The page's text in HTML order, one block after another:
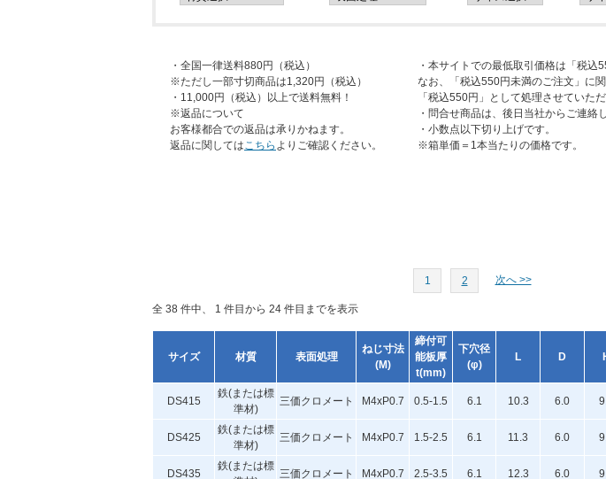
・全国一律送料880円（税込）
※ただし一部寸切商品は1,320円（税込）
・11,000円（税込）以上で送料無料！
※返品について
お客様都合での返品は承りかねます。
返品に関してはこちら よりご確認ください。
・本サイトでの最低取引価格は「税込
なお、「税込550円未満のご注文」に関
「税込550円」として処理させていただ
・問合せ商品は、後日当社からご連絡
・小数点以下切り上げです。
※箱単価＝1本当たりの価格です。
1 2 次へ >>
全 38 件中、 1 件目から 24 件目までを表示
サイズ 材質 表面処理
ねじ寸法
(M)
締付可
能板厚
t(mm)
下穴径
(φ)
L D
DS415
鉄(または標
準材)
三価クロメート M4xP0.7 0.5-1.5 6.1 10.3 6.0
DS425
鉄(または標
準材)
三価クロメート M4xP0.7 1.5-2.5 6.1 11.3 6.0
DS435
鉄(または標
三価クロメート M4xP0.7 2.5-3.5 6.1 12.3 6.0